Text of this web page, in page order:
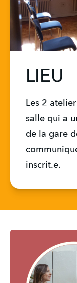
LIEU
Les 2
salle qui a
de la gare
inscrit.e.